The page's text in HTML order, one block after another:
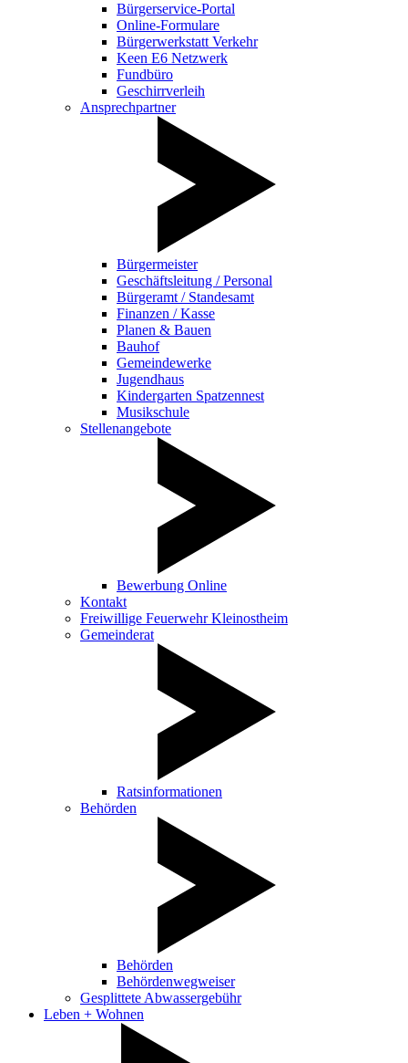
Bürgerservice-Portal
Online-Formulare
Bürgerwerkstatt Verkehr
Keen E6 Netzwerk
Fundbüro
Geschirrverleih
Ansprechpartner
Bürgermeister
Geschäftsleitung / Personal
Bürgeramt / Standesamt
Finanzen / Kasse
Planen & Bauen
Bauhof
Gemeindewerke
Jugendhaus
Kindergarten Spatzennest
Musikschule
Stellenangebote
Bewerbung Online
Kontakt
Freiwillige Feuerwehr Kleinostheim
Gemeinderat
Ratsinformationen
Behörden
Behörden
Behördenwegweiser
Gesplittete Abwassergebühr
Leben + Wohnen